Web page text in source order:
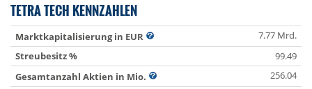
TETRA TECH KENNZAHLEN
Marktkapitalisierung in EUR
7.77 Mrd.
Streubesitz %
99.49
Gesamtanzahl Aktien in Mio.
256.04